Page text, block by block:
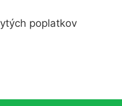
poplatkov